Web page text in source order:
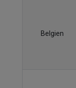
Belgien